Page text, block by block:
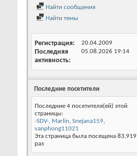
Найти сообщения
Найти темы
Регистрация 20.04.2009
Последняя
активность
05.08.2026 19:14
Последние посетители
Последние 4 посетителя(ей) этой
страницы:
-SDV-, Marlin, Snejana159,
vanphong11021
Эта страница была посещена 83,919
раз